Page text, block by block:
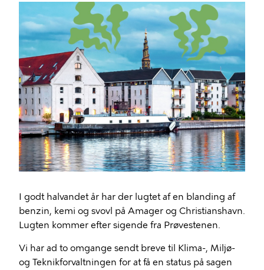
I godt halvandet år har der lugtet af en blanding af
benzin, kemi og svovl på Amager og Christianshavn.
Lugten kommer efter sigende fra Prøvestenen.
Vi har ad to omgange sendt breve til Klima-, Miljø-
og Teknikforvaltningen for at få en status på sagen